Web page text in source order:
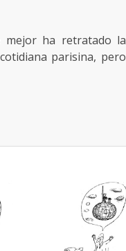
mejor ha retratado la
parisina, pero